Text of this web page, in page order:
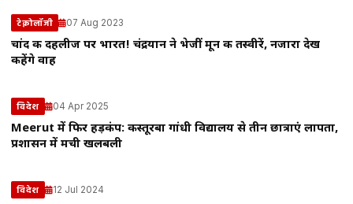
टेक्नोलॉजी 07 Aug 2023
चांद की दहलीज पर भारत! चंद्रयान ने भेजीं मून की तस्वीरें, नजारा देख
कहेंगे वाह
विदेश 04 Apr 2025
Meerut में फिर हड़कंप: कस्तूरबा गांधी विद्यालय से तीन छात्राएं लापता,
प्रशासन में मची खलबली
विदेश 12 Jul 2024